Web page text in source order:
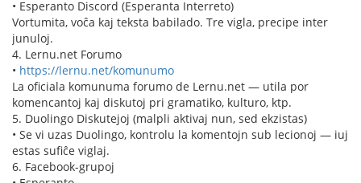
• Esperanto Discord (Esperanta Interreto)
Vortumita, voĉa kaj teksta babilado. Tre vigla, precipe inter
junuloj.
4. Lernu.net Forumo
• https://lernu.net/komunumo
La oficiala komunuma forumo de Lernu.net — utila por
komencantoj kaj diskutoj pri gramatiko, kulturo, ktp.
5. Duolingo Diskutejoj (malpli aktivaj nun, sed ekzistas)
• Se vi uzas Duolingo, kontrolu la komentojn sub lecionoj — iuj
estas sufiĉe viglaj.
6. Facebook-grupoj